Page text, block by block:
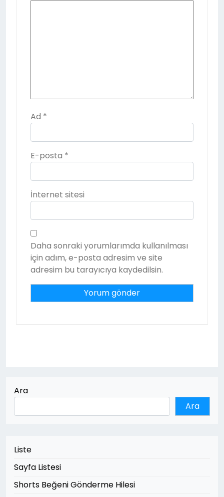
Ad *
E-posta *
İnternet sitesi
Daha sonraki yorumlarımda kullanılması
için adım, e-posta adresim ve site
adresim bu tarayıcıya kaydedilsin.
Ara
Ara
Liste
Sayfa Listesi
Shorts Beğeni Gönderme Hilesi